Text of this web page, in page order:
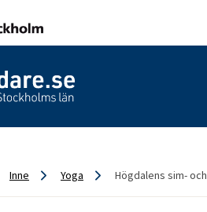
Inne Yoga Högdalens sim-